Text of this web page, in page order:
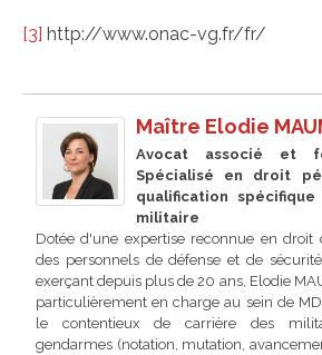
[3] http://www.onac-vg.fr/fr/
Maître Elodie
Avocat associé et
Spécialisé en droit
qualification
militaire
Dotée d'une expertise reconnue en droit
des personnels de défense et de
exerçant depuis plus de 20 ans, Elodie
particulièrement en charge au sein de
le contentieux de carrière des
gendarmes (notation, mutation,